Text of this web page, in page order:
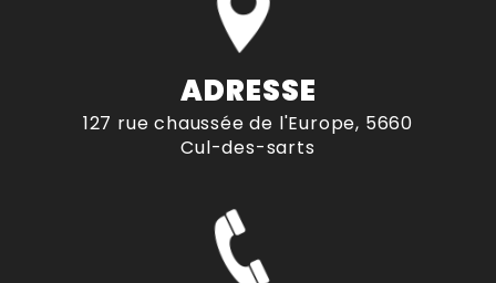
ADRESSE
127 rue chaussée de l'Europe, 5660
Cul-des-sarts